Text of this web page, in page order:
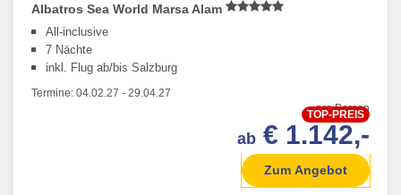
Albatros Sea World Marsa Alam
All-inclusive
7 Nächte
inkl. Flug ab/bis Salzburg
Termine: 04.02.27 - 29.04.27
pro Person
TOP-PREIS
ab € 1.142,-
Zum Angebot